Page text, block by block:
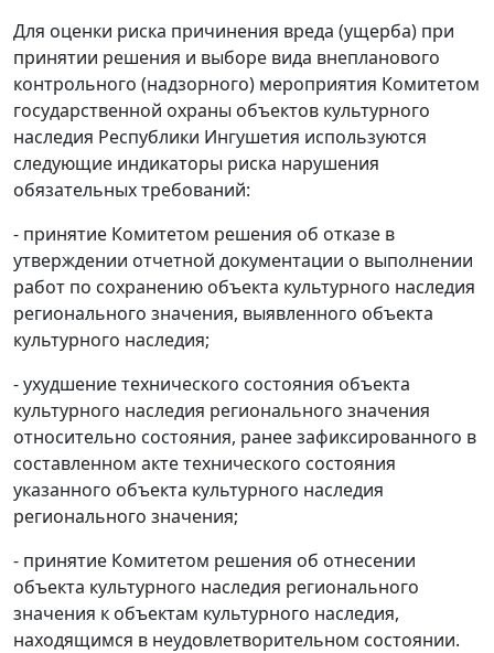
Для оценки риска причинения вреда (ущерба) при
принятии решения и выборе вида внепланового
контрольного (надзорного) мероприятия Комитетом
государственной охраны объектов культурного
наследия Республики Ингушетия используются
следующие индикаторы риска нарушения
обязательных требований:
- принятие Комитетом решения об отказе в
утверждении отчетной документации о выполнении
работ по сохранению объекта культурного наследия
регионального значения, выявленного объекта
культурного наследия;
- ухудшение технического состояния объекта
культурного наследия регионального значения
относительно состояния, ранее зафиксированного в
составленном акте технического состояния
указанного объекта культурного наследия
регионального значения;
- принятие Комитетом решения об отнесении
объекта культурного наследия регионального
значения к объектам культурного наследия,
находящимся в неудовлетворительном состоянии.